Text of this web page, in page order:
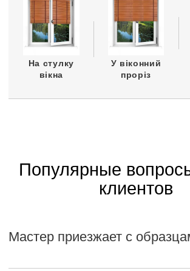
На стулку
вікна
У віконний
проріз
Популярные
клиентов
Мастер приезжает с